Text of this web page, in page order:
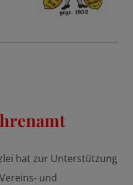
hat zur Unterstützung
und